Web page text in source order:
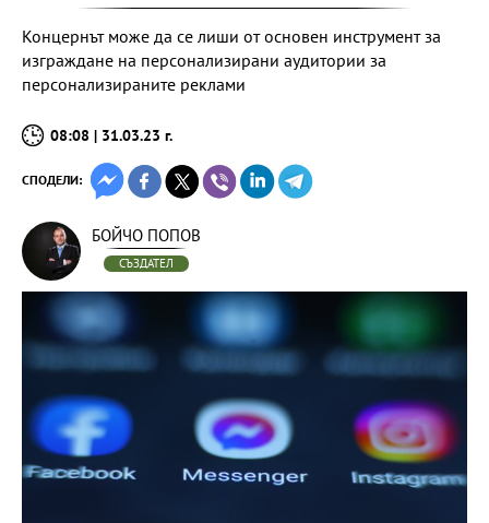
Концернът може да се лиши от основен инструмент за
изграждане на персонализирани аудитории за
персонализираните реклами
08:08 | 31.03.23 г.
СПОДЕЛИ:
БОЙЧО ПОПОВ
СЪЗДАТЕЛ